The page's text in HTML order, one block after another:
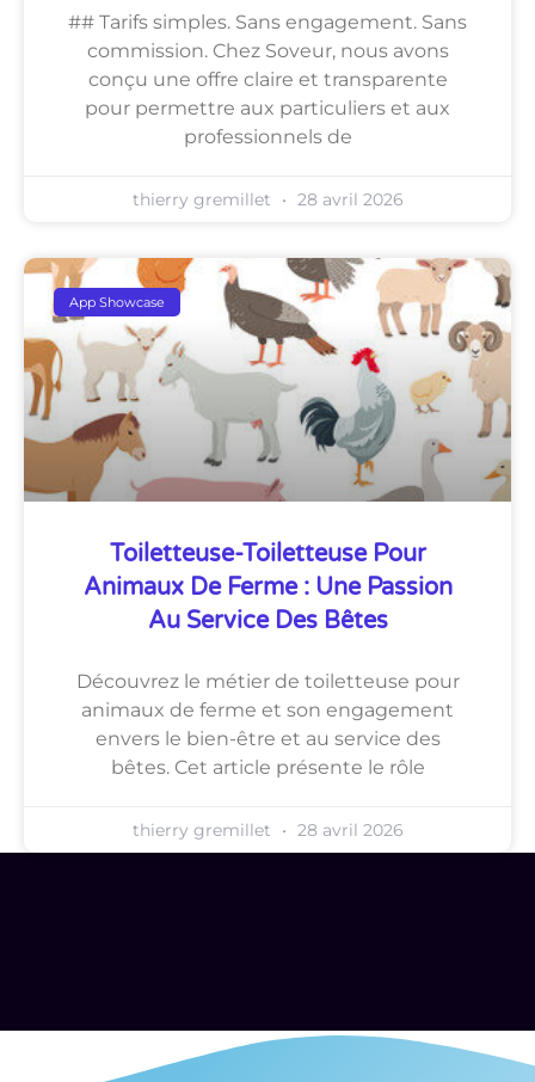
## Tarifs simples. Sans engagement. Sans
commission. Chez Soveur, nous avons
conçu une offre claire et transparente
pour permettre aux particuliers et aux
professionnels de
thierry gremillet 28 avril 2026
App Showcase
Toiletteuse-Toiletteuse Pour
Animaux De Ferme : Une Passion
Au Service Des Bêtes
Découvrez le métier de toiletteuse pour
animaux de ferme et son engagement
envers le bien-être et au service des
bêtes. Cet article présente le rôle
thierry gremillet 28 avril 2026